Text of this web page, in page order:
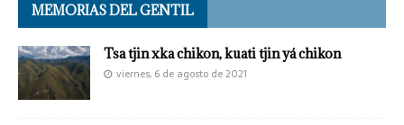
MEMORIAS DEL GENTIL
Tsa tjin xka chikon, kuati tjin yá chikon
viernes, 6 de agosto de 2021